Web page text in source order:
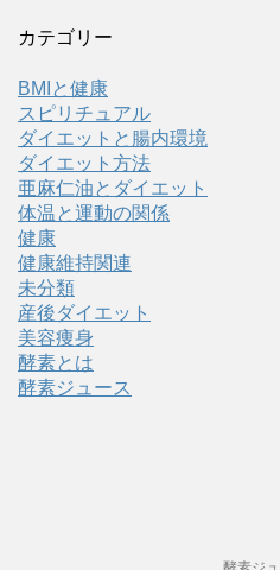
カテゴリー
BMIと健康
スピリチュアル
ダイエットと腸内環境
ダイエット方法
亜麻仁油とダイエット
体温と運動の関係
健康
健康維持関連
未分類
産後ダイエット
美容痩身
酵素とは
酵素ジュース